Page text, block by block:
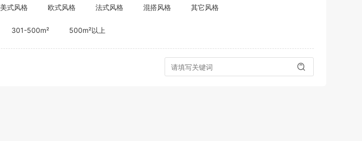
美式风格 欧式风格 法式风格 混搭风格 其它风格
301-500m² 500m²以上